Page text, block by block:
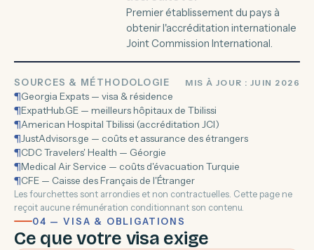
Premier établissement du pays à
obtenir l'accréditation internationale
Joint Commission International.
SOURCES & MÉTHODOLOGIE MIS À JOUR : JUIN 2026
¶Georgia Expats — visa & résidence
¶ExpatHub.GE — meilleurs hôpitaux de Tbilissi
¶American Hospital Tbilissi (accréditation JCI)
¶ JustAdvisors.ge — coûts et assurance des étrangers
¶CDC Travelers' Health — Géorgie
¶Medical Air Service — coûts d'évacuation Turquie
¶CFE — Caisse des Français de l'Étranger
Les fourchettes sont arrondies et non contractuelles. Cette page ne
reçoit aucune rémunération conditionnant son contenu.
04 — VISA & OBLIGATIONS
Ce que votre visa exige